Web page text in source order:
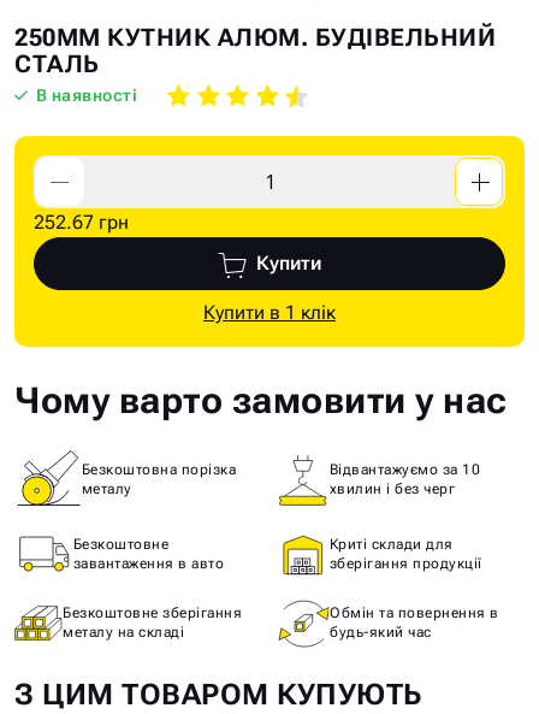
Skip
to
the
of
the
images
gallery
Skip
to
the
of
the
images
gallery
250ММ КУТНИК АЛЮМ. БУДІВЕЛЬНИЙ
СТАЛЬ
В наявності
252.67 грн
Купити
Купити в 1 клік
Чому варто замовити у нас
Безкоштовна порізка
металу
Відвантажуємо за 10
хвилин і без черг
Безкоштовне
завантаження в авто
Криті склади для
зберігання продукції
Безкоштовне зберігання
металу на складі
Обмін та повернення в
будь-який час
З ЦИМ ТОВАРОМ КУПУЮТЬ